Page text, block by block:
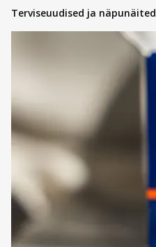
Terviseuudised ja näpunäited